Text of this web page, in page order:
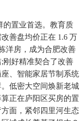
置业首选。教育质
善盘均价正在 1.6 万
洋房，成为合肥改善
刚好精准契合了改善
、智能家居节制系统
低密大空间焕新老城
正在庐阳区买房的置
面，紧邻四里河生态